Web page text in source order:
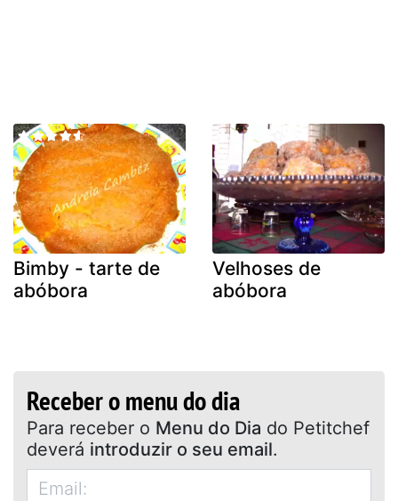
Bimby - tarte de
abóbora
Velhoses de
abóbora
Receber o menu do dia
Para receber o Menu do Dia do Petitchef
deverá introduzir o seu email.